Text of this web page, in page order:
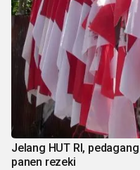
Jelang HUT RI,
panen rezeki